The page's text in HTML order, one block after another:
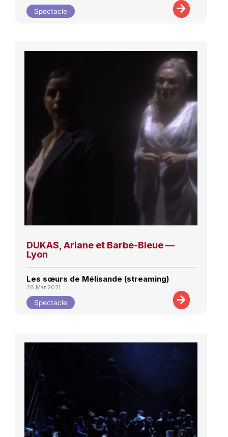
Spectacle
DUKAS, Ariane et Barbe-Bleue —
Lyon
Les sœurs de Mélisande (streaming)
28 Mar 2021
Spectacle